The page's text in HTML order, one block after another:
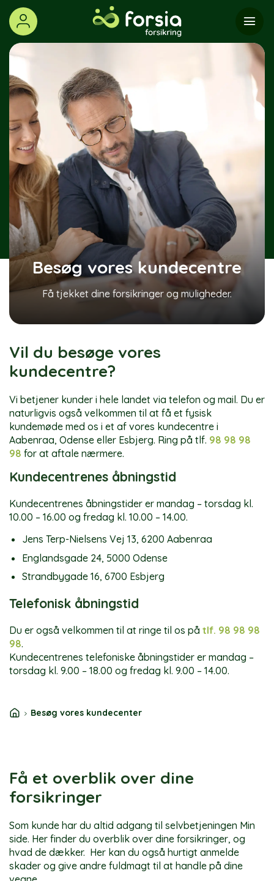
Skip
content
Besøg vores kundecentre
Få tjekket dine forsikringer og muligheder.
Besøg vores kundecenter
Vil du besøge vores
kundecentre?
Vi betjener kunder i hele landet via telefon og mail. Du er
naturligvis også velkommen til at få et fysisk
kundemøde med os i et af vores kundecentre i
Aabenraa, Odense eller Esbjerg. Ring på tlf. 98 98 98
98 for at aftale nærmere.
Kundecentrenes åbningstid
Kundecentrenes åbningstider er mandag – torsdag kl.
10.00 – 16.00 og fredag kl. 10.00 – 14.00.
Jens Terp-Nielsens Vej 13, 6200 Aabenraa
Englandsgade 24, 5000 Odense
Strandbygade 16, 6700 Esbjerg
Telefonisk åbningstid
Du er også velkommen til at ringe til os på tlf. 98 98 98
98.
Kundecentrenes telefoniske åbningstider er mandag –
torsdag kl. 9.00 – 18.00 og fredag kl. 9.00 – 14.00.
Få et overblik over dine
forsikringer
Som kunde har du altid adgang til selvbetjeningen Min
side. Her finder du overblik over dine forsikringer, og
hvad de dækker. Her kan du også hurtigt anmelde
skader og give andre fuldmagt til at handle på dine